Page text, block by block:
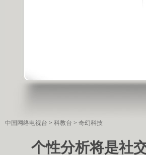
中国网络电视台 > 科教台 > 奇幻科技
个性分析将是社